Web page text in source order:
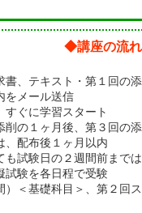
◆講座の流
書、テキスト・第１回の
をメール送信
すぐに学習スタート
削の１ヶ月後、第３回の
、配布後１ヶ月以内
も試験日の２週間前まで
試験を各日程で受験
）＜基礎科目＞、第２回